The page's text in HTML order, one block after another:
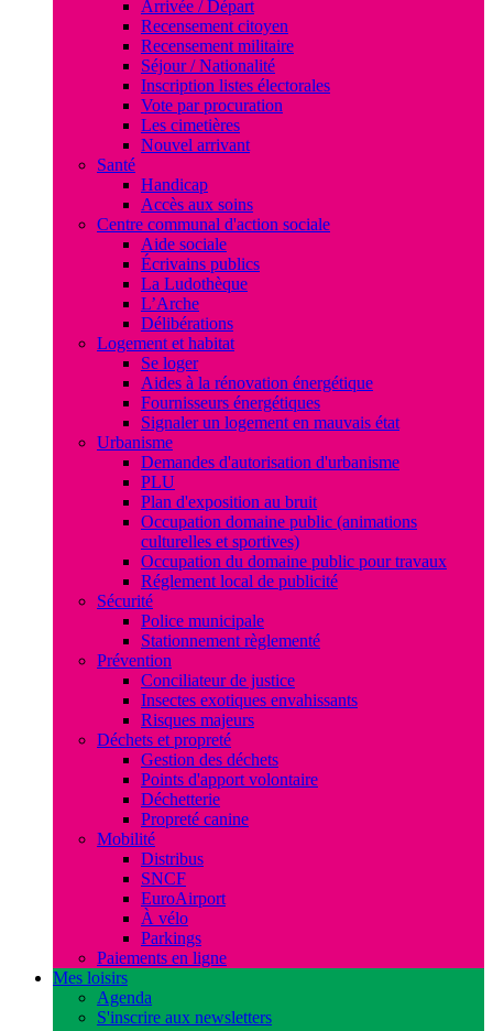
Arrivée / Départ
Recensement citoyen
Recensement militaire
Séjour / Nationalité
Inscription listes électorales
Vote par procuration
Les cimetières
Nouvel arrivant
Santé
Handicap
Accès aux soins
Centre communal d'action sociale
Aide sociale
Écrivains publics
La Ludothèque
L’Arche
Délibérations
Logement et habitat
Se loger
Aides à la rénovation énergétique
Fournisseurs énergétiques
Signaler un logement en mauvais état
Urbanisme
Demandes d'autorisation d'urbanisme
PLU
Plan d'exposition au bruit
Occupation domaine public (animations
culturelles et sportives)
Occupation du domaine public pour travaux
Réglement local de publicité
Sécurité
Police municipale
Stationnement règlementé
Prévention
Conciliateur de justice
Insectes exotiques envahissants
Risques majeurs
Déchets et propreté
Gestion des déchets
Points d'apport volontaire
Déchetterie
Propreté canine
Mobilité
Distribus
SNCF
EuroAirport
À vélo
Parkings
Paiements en ligne
Mes loisirs
Agenda
S'inscrire aux newsletters